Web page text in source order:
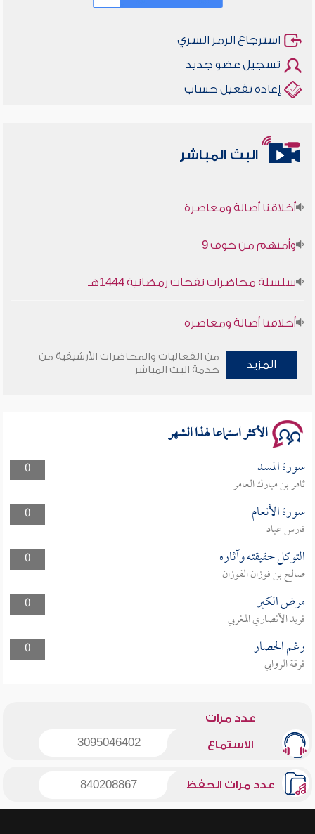
استرجاع الرمز السري
تسجيل عضو جديد
إعادة تفعيل حساب
البث المباشر
أخلاقنا أصالة ومعاصرة
وأمنهم من خوف 9
أخلاقنا أصالة ومعاصرة
وأمنهم من خوف 9
المزيد
من الفعاليات والمحاضرات الأرشيفية من
خدمة البث المباشر
الأكثر استماعا لهذا الشهر
0 سورة المسد
ثامر بن مبارك العامر
0
سورة الأنعام
فارس عباد
0
التوكل حقيقته وآثاره
صالح بن فوزان الفوزان
0
مرض الكبر
فريد الأنصاري المغربي
0
رغم الحصار
فرقة الروابي
عدد مرات
الاستماع 3095046402
عدد مرات الحفظ 840208867